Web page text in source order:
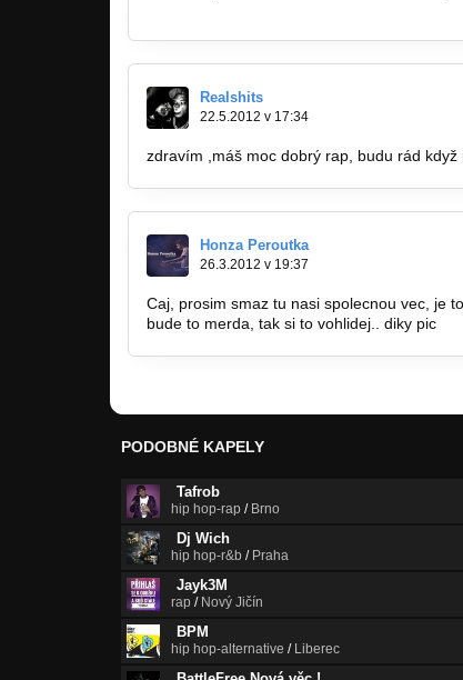
Realshits
22.5.2012 v 17:34
zdravím ,máš moc dobrý rap, budu rád když
Honza Peroutka
26.3.2012 v 19:37
Caj, prosim smaz tu nasi spolecnou vec, je
bude to merda, tak si to vohlidej.. diky pic
PODOBNÉ KAPELY
Tafrob
hip hop-rap / Brno
Dj Wich
hip hop-r&b / Praha
Jayk3M
rap / Nový Jičín
BPM
hip hop-alternative / Liberec